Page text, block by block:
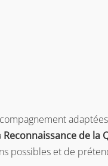
Reconnaissance de la
possibles et de